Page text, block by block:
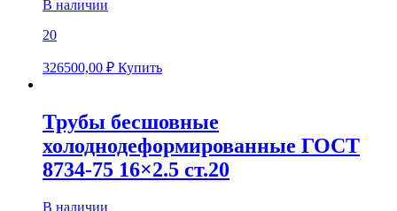
В наличии
20
326500,00 ₽ Купить
Трубы бесшовные
холоднодеформированные ГОСТ
8734-75 16×2.5 ст.20
В наличии